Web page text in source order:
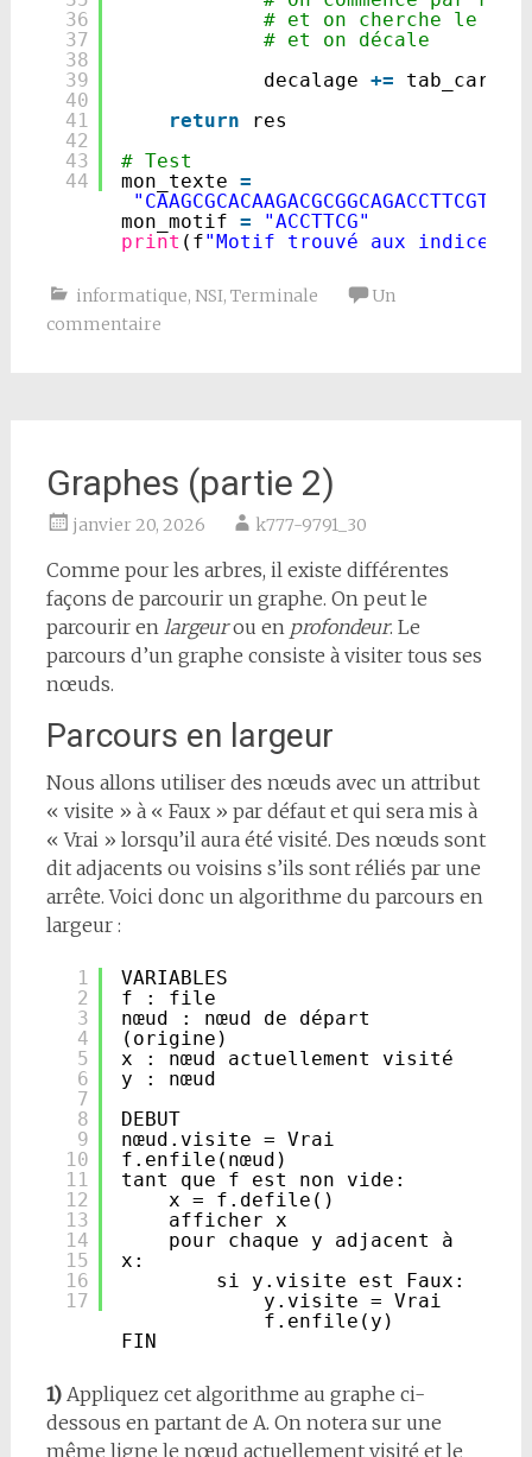
36
37
38
39
40
41
42
43
44
# et on cherche le
# et on décale
decalage += tab_car[
return
res
# Test
mon_texte =
mon_motif =
"ACCTTCG"
print (f"Motif trouvé aux indices :
informatique, NSI, Terminale
Un
commentaire
Graphes (partie 2)
janvier 20, 2026 k777-9791_30
Comme pour les arbres, il existe différentes
façons de parcourir un graphe. On peut le
parcourir en largeurou en profondeur. Le
parcours d’un graphe consiste à visiter tous ses
nœuds.
Parcours en largeur
Nous allons utiliser des nœuds avec un attribut
« visite » à « Faux » par défaut et qui sera mis à
« Vrai » lorsqu’il aura été visité. Des nœuds sont
dit adjacents ou voisins s’ils sont réliés par une
arrête. Voici donc un algorithme du parcours en
largeur :
1
2
3
4
5
6
7
8
9
10
11
12
13
14
15
16
17
VARIABLES
f : file
nœud : nœud de départ
(origine)
x : nœud actuellement visité
y : nœud
DEBUT
nœud.visite = Vrai
f.enfile(nœud)
tant que f est non vide:
x = f.defile()
afficher x
pour chaque y adjacent à
x:
si y.visite est Faux:
y.visite = Vrai
f.enfile(y)
FIN
1)Appliquez cet algorithme au graphe ci-
dessous en partant de A. On notera sur une
même ligne le nœud actuellement visité et le